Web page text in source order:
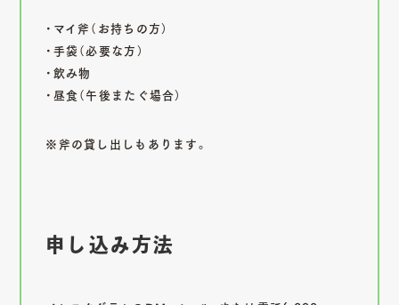
・マイ斧（お持ちの方）
・手袋（必要な方）
・飲み物
・昼食（午後またぐ場合）
※斧の貸し出しもあります。
申し込み方法